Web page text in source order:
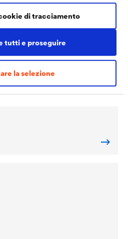
tutti e proseguire
la selezione
di tracciamento